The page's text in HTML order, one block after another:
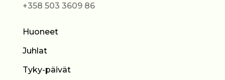
+358 503 3609 86
Huoneet
Juhlat
Tyky-päivät